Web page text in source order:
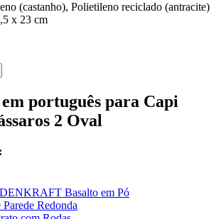
(castanho), Polietileno reciclado (antracite)
x 23 cm
português para Capi
2 Oval
Basalto em Pó
Parede Redonda